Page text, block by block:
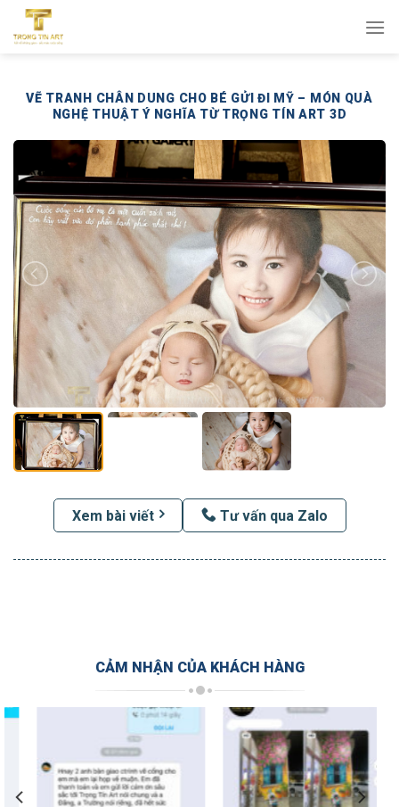
qua
VẼ TRANH CHÂN DUNG CHO BÉ GỬI ĐI MỸ – MÓN QUÀ
NGHỆ THUẬT Ý NGHĨA TỪ TRỌNG TÍN ART 3D
Xem bài viết Tư vấn qua Zalo
CẢM NHẬN CỦA KHÁCH HÀNG